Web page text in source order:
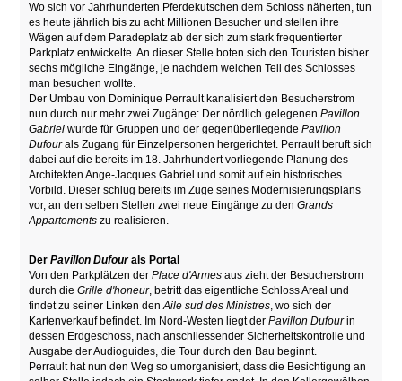
Wo sich vor Jahrhunderten Pferdekutschen dem Schloss näherten, tun
es heute jährlich bis zu acht Millionen Besucher und stellen ihre
Wägen auf dem Paradeplatz ab der sich zum stark frequentierter
Parkplatz entwickelte. An dieser Stelle boten sich den Touristen bisher
sechs mögliche Eingänge, je nachdem welchen Teil des Schlosses
man besuchen wollte.
Der Umbau von Dominique Perrault kanalisiert den Besucherstrom
nun durch nur mehr zwei Zugänge: Der nördlich gelegenenPavillon
Gabriel wurde für Gruppen und der gegenüberliegendePavillon
Dufourals Zugang für Einzelpersonen hergerichtet. Perrault beruft sich
dabei auf die bereits im 18. Jahrhundert vorliegende Planung des
Architekten Ange-Jacques Gabriel und somit auf ein historisches
Vorbild. Dieser schlug bereits im Zuge seines Modernisierungsplans
vor, an den selben Stellen zwei neue Eingänge zu denGrands
Appartements zu realisieren.
DerPavillon Dufourals Portal
Von den Parkplätzen derPlace d'Armes aus zieht der Besucherstrom
durch dieGrille d'honeur, betritt das eigentliche Schloss Areal und
findet zu seiner Linken denAile sud des Ministres, wo sich der
Kartenverkauf befindet. Im Nord-Westen liegt derPavillon Dufourin
dessen Erdgeschoss, nach anschliessender Sicherheitskontrolle und
Ausgabe der Audioguides, die Tour durch den Bau beginnt.
Perrault hat nun den Weg so umorganisiert, dass die Besichtigung an